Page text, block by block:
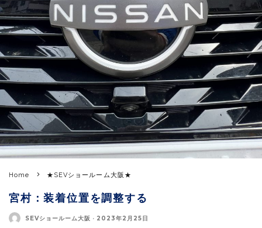
Home ★SEVショールーム大阪★
宮村：装着位置を調整する
SEVショールーム大阪 · 2023年2月25日